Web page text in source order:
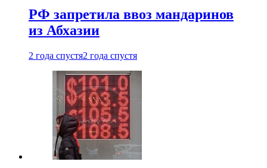
РФ запретила ввоз мандаринов
из Абхазии
2 года спустя2 года спустя